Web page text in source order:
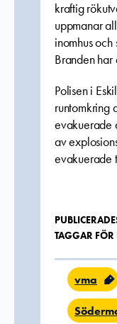
kraftig
uppmanar
inomhus
Branden
Polisen i
runtomkring
evakuerade
av
evakuerade
TAGGAR
vma